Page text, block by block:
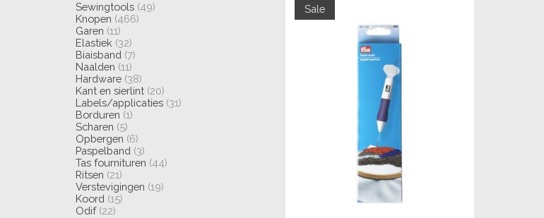
Sewingtools (49)
Knopen (466)
Garen (11)
Elastiek (32)
Biaisband (7)
Naalden (11)
Hardware (38)
Kant en sierlint (20)
Labels/applicaties (31)
Borduren (1)
Scharen (5)
Opbergen (6)
Paspelband (3)
Tas fournituren (44)
Ritsen (21)
Verstevigingen (19)
Koord (15)
Odif (22)
Sale